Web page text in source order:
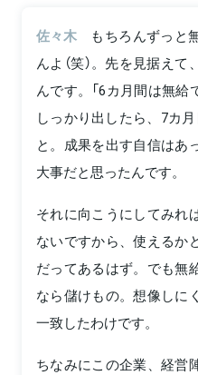
佐々木
もちろんずっと
んよ（笑）。先を見据え
んです。「6カ月間は無
しっかり出したら、7カ
と。成果を出す自信はあ
大事だと思ったんです。
それに向こうにしてみれ
ないですから、使えるか
だってあるはず。でも無
なら儲けもの。想像しに
一致したわけです。
ちなみにこの企業、経営